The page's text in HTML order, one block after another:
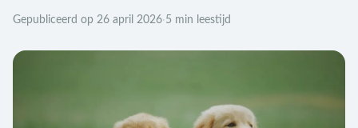
Gepubliceerd op 26 april 2026·5 min leestijd